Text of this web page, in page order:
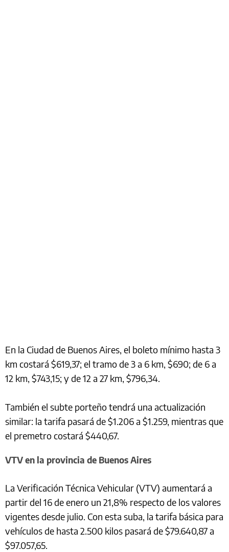
En la Ciudad de Buenos Aires, el boleto mínimo hasta 3
km costará $619,37; el tramo de 3 a 6 km, $690; de 6 a
12 km, $743,15; y de 12 a 27 km, $796,34.
También el subte porteño tendrá una actualización
similar: la tarifa pasará de $1.206 a $1.259, mientras que
el premetro costará $440,67.
VTV en la provincia de Buenos Aires
La Verificación Técnica Vehicular (VTV) aumentará a
partir del 16 de enero un 21,8% respecto de los valores
vigentes desde julio. Con esta suba, la tarifa básica para
vehículos de hasta 2.500 kilos pasará de $79.640,87 a
$97.057,65.